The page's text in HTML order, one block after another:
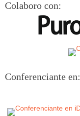
Colaboro con:
Conferenciante en: